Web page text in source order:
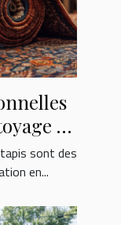
de
sont des
en...